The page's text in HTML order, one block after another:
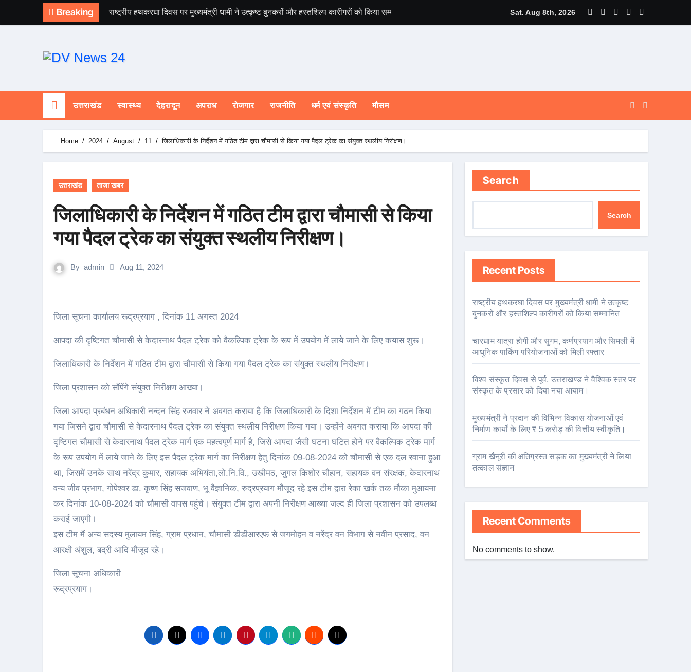
Breaking राष्ट्रीय हथकरघा दिवस पर मुख्यमंत्री धामी ने उत्कृष्ट बुनकरों और हस्तशिल्प कारीगरों को किया सम्मानित चारधाम यात्रा होगी और सुगम, कर्णप्रयाग और सिमली में आधुनिक पार्किंग परियोजनाओं को मिली रफ्तार
Sat. Aug 8th, 2026
उत्तराखंड स्वास्थ्य देहरादून अपराध रोजगार राजनीति धर्म एवं संस्कृति मौसम
Home 2024 August 11 जिलाधिकारी के निर्देशन में गठित टीम द्वारा चौमासी से किया गया पैदल ट्रेक का संयुक्त स्थलीय निरीक्षण।
उत्तराखंड ताजा खबर
जिलाधिकारी के निर्देशन में गठित टीम द्वारा चौमासी से किया
गया पैदल ट्रेक का संयुक्त स्थलीय निरीक्षण।
By admin Aug 11, 2024
जिला सूचना कार्यालय रूद्रप्रयाग , दिनांक 11 अगस्त 2024
आपदा की दृष्टिगत चौमासी से केदारनाथ पैदल ट्रेक को वैकल्पिक ट्रेक के रूप में उपयोग में लाये जाने के लिए कयास शुरू।
जिलाधिकारी के निर्देशन में गठित टीम द्वारा चौमासी से किया गया पैदल ट्रेक का संयुक्त स्थलीय निरीक्षण।
जिला प्रशासन को सौंपेंगे संयुक्त निरीक्षण आख्या।
जिला आपदा प्रबंधन अधिकारी नन्दन सिंह रजवार ने अवगत कराया है कि जिलाधिकारी के दिशा निर्देशन में टीम का गठन किया
गया जिसने द्बारा चौमासी से केदारनाथ पैदल ट्रेक का संयुक्त स्थलीय निरीक्षण किया गया। उन्होंने अवगत कराया कि आपदा की
दृष्टिगत चौमासी से केदारनाथ पैदल ट्रेक मार्ग एक महत्वपूर्ण मार्ग है, जिसे आपदा जैसी घटना घटित होने पर वैकल्पिक ट्रेक मार्ग
के रूप उपयोग में लाये जाने के लिए इस पैदल ट्रेक मार्ग का निरीक्षण हेतु दिनांक 09-08-2024 को चौमासी से एक दल रवाना हुआ
था, जिसमें उनके साथ नरेंद्र कुमार, सहायक अभियंता,लो.नि.वि., उखीमठ, जुगल किशोर चौहान, सहायक वन संरक्षक, केदारनाथ
वन्य जीव प्रभाग, गोपेश्वर डा. कृष्ण सिंह सजवाण, भू वैज्ञानिक, रुद्रप्रयाग मौजूद रहे इस टीम द्वारा रेका खर्क तक मौका मुआयना
कर दिनांक 10-08-2024 को चौमासी वापस पहुंचे। संयुक्त टीम द्वारा अपनी निरीक्षण आख्या जल्द ही जिला प्रशासन को उपलब्ध
कराई जाएगी।
इस टीम मैं अन्य सदस्य मुलायम सिंह, ग्राम प्रधान, चौमासी डीडीआरएफ से जगमोहन व नरेंद्र वन विभाग से नवीन प्रसाद, वन
आरक्षी अंशुल, बद्री आदि मौजूद रहे।
जिला सूचना अधिकारी
रूद्रप्रयाग।
Search
Search
Recent Posts
राष्ट्रीय हथकरघा दिवस पर मुख्यमंत्री धामी ने उत्कृष्ट
बुनकरों और हस्तशिल्प कारीगरों को किया सम्मानित
चारधाम यात्रा होगी और सुगम, कर्णप्रयाग और सिमली में
आधुनिक पार्किंग परियोजनाओं को मिली रफ्तार
विश्व संस्कृत दिवस से पूर्व, उत्तराखण्ड ने वैश्विक स्तर पर
संस्कृत के प्रसार को दिया नया आयाम।
मुख्यमंत्री ने प्रदान की विभिन्न विकास योजनाओं एवं
निर्माण कार्यों के लिए ₹ 5 करोड़ की वित्तीय स्वीकृति।
ग्राम खैनूरी की क्षतिग्रस्त सड़क का मुख्यमंत्री ने लिया
तत्काल संज्ञान
Recent Comments
No comments to show.